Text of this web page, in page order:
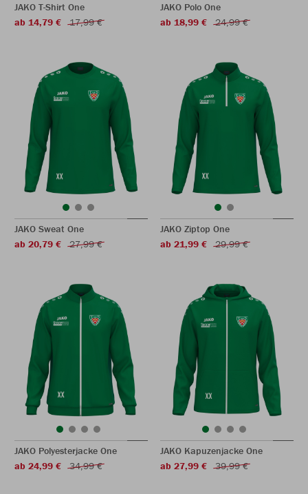
JAKO T-Shirt One
ab 14,79 €
17,99 €
JAKO Polo One
ab 18,99 €
24,99 €
JAKO Sweat One
ab 20,79 €
27,99 €
JAKO Ziptop One
ab 21,99 €
29,99 €
JAKO Polyesterjacke One
ab 24,99 €
34,99 €
JAKO Kapuzenjacke One
ab 27,99 €
39,99 €